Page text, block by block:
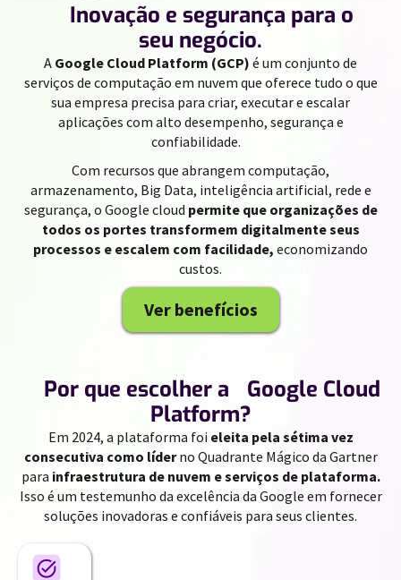
Inovação e segurança para o
seu negócio.
A Google Cloud Platform (GCP) é um conjunto de
serviços de computação em nuvem que oferece tudo o que
sua empresa precisa para criar, executar e escalar
aplicações com alto desempenho, segurança e
confiabilidade.
Com recursos que abrangem computação,
armazenamento, Big Data, inteligência artificial, rede e
segurança, o Google cloud permite que organizações de
todos os portes transformem digitalmente seus
processos e escalem com facilidade, economizando
custos.
Ver benefícios
Por que escolher a Google Cloud
Platform?
Em 2024, a plataforma foi eleita pela sétima vez
consecutiva como líderno Quadrante Mágico da Gartner
para infraestrutura de nuvem e serviços de plataforma.
Isso é um testemunho da excelência da Google em fornecer
soluções inovadoras e confiáveis ​​para seus clientes.